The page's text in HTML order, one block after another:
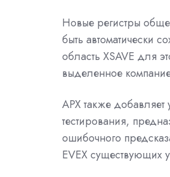
Новые регистры
быть автоматически
область XSAVE для
выделенное
APX также
тестирования,
ошибочного
EVEX существующих